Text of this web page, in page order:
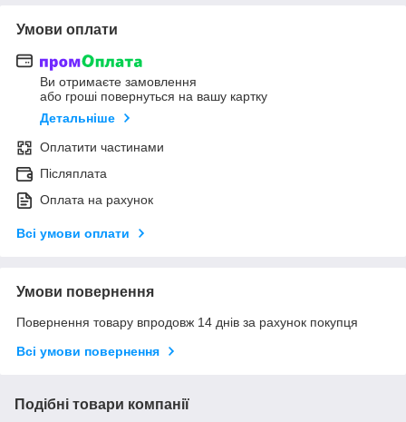
Умови оплати
Ви отримаєте замовлення
або гроші повернуться на вашу картку
Детальніше
Оплатити частинами
Післяплата
Оплата на рахунок
Всі умови оплати
Умови повернення
Повернення товару впродовж 14 днів за рахунок покупця
Всі умови повернення
Подібні товари компанії